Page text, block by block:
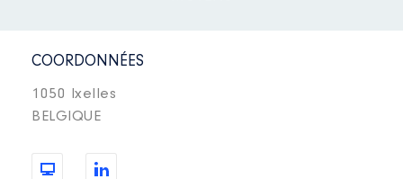
COORDONNÉES
1050 Ixelles
BELGIQUE